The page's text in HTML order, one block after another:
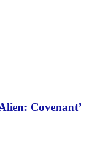
Covenant’